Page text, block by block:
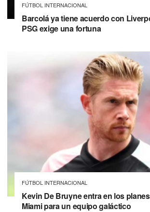
FÚTBOL INTERNACIONAL
Barcolá ya tiene acuerdo con
PSG exige una fortuna
FÚTBOL INTERNACIONAL
Kevin De Bruyne entra en los
Miami para un equipo galáctico